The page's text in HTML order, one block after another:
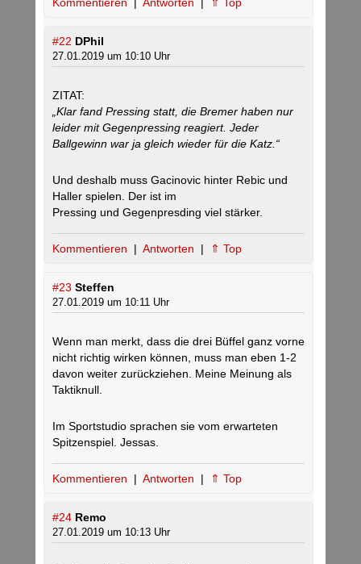
#22 DPhil
27.01.2019 um 10:10 Uhr
ZITAT:
„Klar fand Pressing statt, die Bremer haben nur
leider mit Gegenpressing reagiert. Jeder
Ballgewinn war ja gleich wieder für die Katz.“
Und deshalb muss Gacinovic hinter Rebic und
Haller spielen. Der ist im
Pressing und Gegenpresding viel stärker.
Kommentieren | Antworten | ⇑ Top
#23 Steffen
27.01.2019 um 10:11 Uhr
Wenn man merkt, dass die drei Büffel ganz vorne
nicht richtig wirken können, muss man eben 1-2
davon weiter zurückziehen. Meine Meinung als
Taktiknull.
Im Sportstudio sprachen sie vom erwarteten
Spitzenspiel. Jessas.
Kommentieren | Antworten | ⇑ Top
#24 Remo
27.01.2019 um 10:13 Uhr